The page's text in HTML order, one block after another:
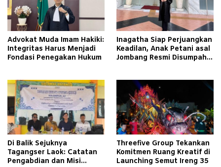
Advokat Muda Imam Hakiki:
Integritas Harus Menjadi
Fondasi Penegakan Hukum
Inagatha Siap Perjuangkan
Keadilan, Anak Petani asal
Jombang Resmi Disumpah
Di Balik Sejuknya
Tagangser Laok: Catatan
Pengabdian dan Misi
Threefive Group Tekankan
Komitmen Ruang Kreatif di
Launching Semut Ireng 35